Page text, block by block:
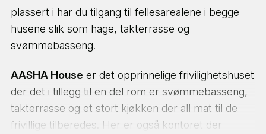
lørdag 26 des 2026 lørdag 02 jan 2027
lørdag 09 jan 2027
Vis alle
plassert i har du tilgang til fellesarealene i begge
husene slik som hage, takterrasse og
svømmebasseng.
AASHA House er det opprinnelige frivilighetshuset
der det i tillegg til en del rom er svømmebasseng,
takterrasse og et stort kjøkken der all mat til de
frivillige tilberedes. Her er også kontoret der